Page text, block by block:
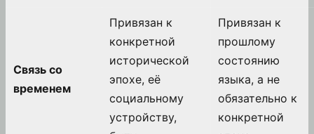
Связь со
временем
Привязан к
конкретной
исторической
эпохе, её
социальному
устройству,
Привязан к
прошлому
состоянию
языка, а не
обязательно к
конкретной